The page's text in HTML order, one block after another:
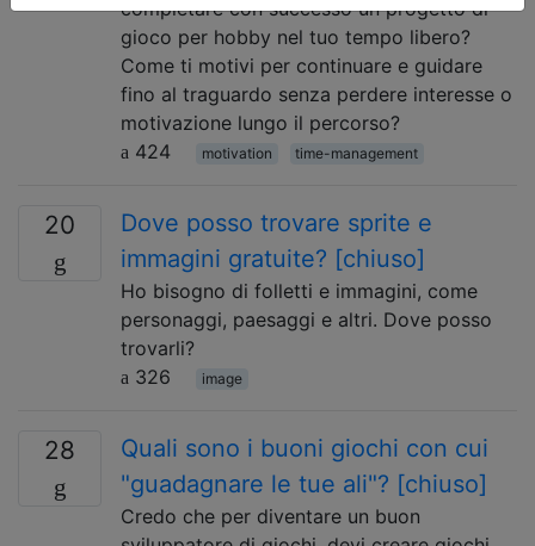
completare con successo un progetto di
gioco per hobby nel tuo tempo libero?
Come ti motivi per continuare e guidare
fino al traguardo senza perdere interesse o
motivazione lungo il percorso?
424
motivation time-management
20
Dove posso trovare sprite e
immagini gratuite? [chiuso]
Ho bisogno di folletti e immagini, come
personaggi, paesaggi e altri. Dove posso
trovarli?
326
image
28
Quali sono i buoni giochi con cui
"guadagnare le tue ali"? [chiuso]
Credo che per diventare un buon